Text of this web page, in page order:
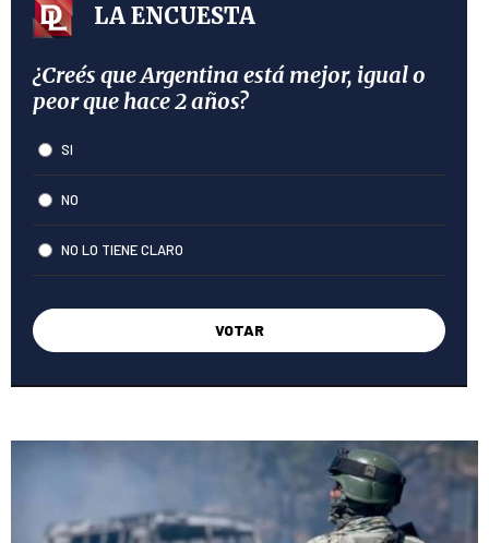
LA ENCUESTA
¿Creés que Argentina está mejor, igual o
peor que hace 2 años?
SI
NO
NO LO TIENE CLARO